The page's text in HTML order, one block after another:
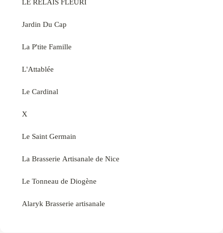
LE RELAIS FLEURI
Jardin Du Cap
La P'tite Famille
L'Attablée
Le Cardinal
X
Le Saint Germain
La Brasserie Artisanale de Nice
Le Tonneau de Diogène
Alaryk Brasserie artisanale